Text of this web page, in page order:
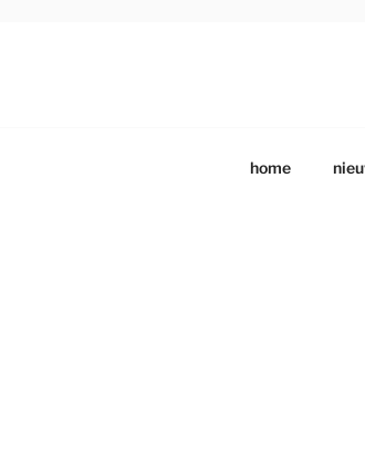
DRENTS
home